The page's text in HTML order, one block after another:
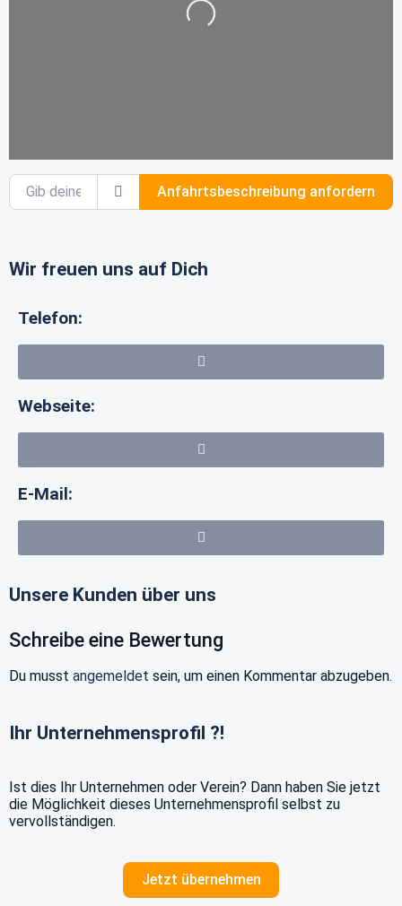
Wird geladen …
Gib deinen Standort ein.
Anfahrtsbeschreibung anfordern
Wir freuen uns auf Dich
Telefon:
Webseite:
E-Mail:
Unsere Kunden über uns
Schreibe eine Bewertung
Du musst angemeldet sein, um einen Kommentar abzugeben.
Ihr Unternehmensprofil ?!
Ist dies Ihr Unternehmen oder Verein? Dann haben Sie jetzt
die Möglichkeit dieses Unternehmensprofil selbst zu
vervollständigen.
Jetzt übernehmen